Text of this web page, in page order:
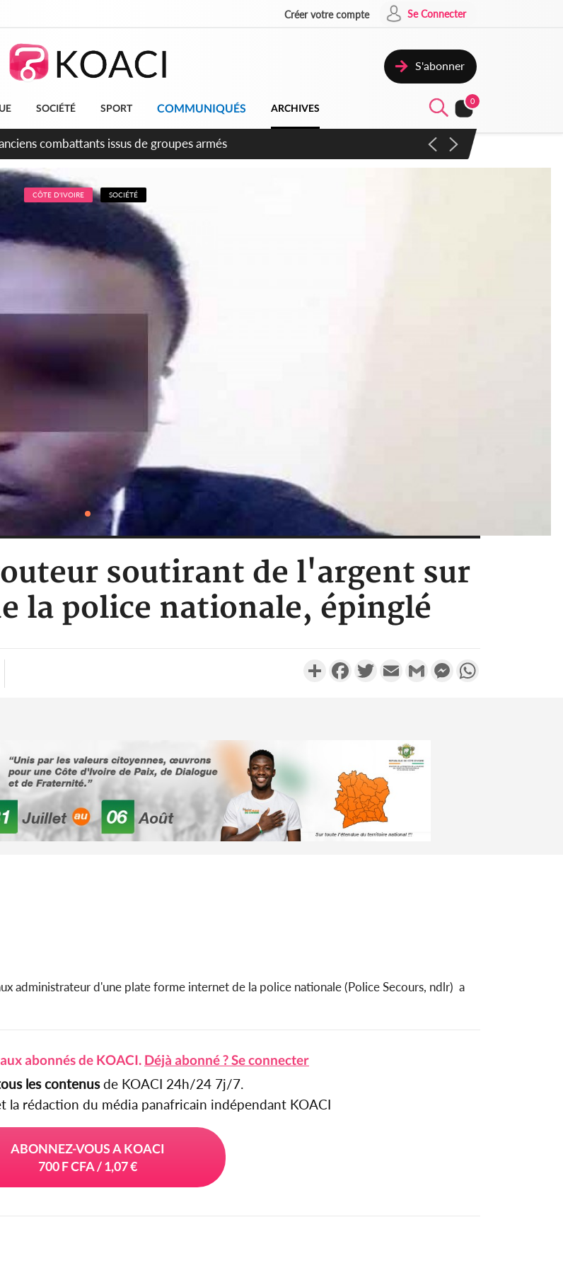
Créer votre compte Se Connecter
S'abonner
SOCIÉTÉ SPORT COMMUNIQUÉS ARCHIVES
0
combattants issus de groupes armés
CÔTE D'IVOIRE SOCIÉTÉ
soutirant de l'argent sur
la police nationale, épinglé
PartagerFacebookTwitterEmail Gmail Messenger
administrateur d'une plate forme internet de la police nationale (Police Secours, ndlr) a
abonnés de KOACI. Déjà abonné ? Se connecter
les contenusde KOACI 24h/24 7j/7.
la rédaction du média panafricain indépendant KOACI
ABONNEZ-VOUS A KOACI
700 F CFA / 1,07 €